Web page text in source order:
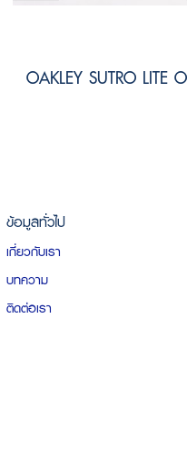
ข้อมูลทั่วไป
เกี่ยวกับเรา
บทความ
ติดต่อเรา